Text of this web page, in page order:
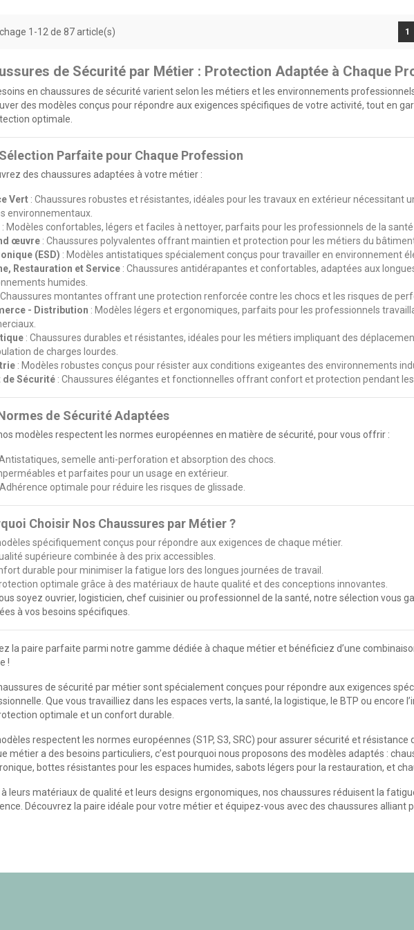
1-12 de 87 article(s) 1
de Sécurité par Métier : Protection Adaptée à Chaque
en chaussures de sécurité varient selon les métiers et les environnements
des modèles conçus pour répondre aux exigences spécifiques de votre activité, tout en
optimale.
Parfaite pour Chaque Profession
des chaussures adaptées à votre métier :
Vert : Chaussures robustes et résistantes, idéales pour les travaux en extérieur nécessitant
environnementaux.
: Modèles confortables, légers et faciles à nettoyer, parfaits pour les professionnels de la
œuvre : Chaussures polyvalentes offrant maintien et protection pour les métiers du
(ESD) : Modèles antistatiques spécialement conçus pour travailler en environnement
Restauration et Service : Chaussures antidérapantes et confortables, adaptées aux
humides.
Chaussures montantes offrant une protection renforcée contre les chocs et les risques de
- Distribution : Modèles légers et ergonomiques, parfaits pour les professionnels
: Chaussures durables et résistantes, idéales pour les métiers impliquant des
de charges lourdes.
: Modèles robustes conçus pour résister aux conditions exigeantes des environnements
de Sécurité : Chaussures élégantes et fonctionnelles offrant confort et protection pendant les
de Sécurité Adaptées
modèles respectent les normes européennes en matière de sécurité, pour vous offrir :
semelle anti-perforation et absorption des chocs.
et parfaites pour un usage en extérieur.
optimale pour réduire les risques de glissade.
Choisir Nos Chaussures par Métier ?
spécifiquement conçus pour répondre aux exigences de chaque métier.
supérieure combinée à des prix accessibles.
durable pour minimiser la fatigue lors des longues journées de travail.
optimale grâce à des matériaux de haute qualité et des conceptions innovantes.
soyez ouvrier, logisticien, chef cuisinier ou professionnel de la santé, notre sélection vous
à vos besoins spécifiques.
la paire parfaite parmi notre gamme dédiée à chaque métier et bénéficiez d’une
!
de sécurité par métier sont spécialement conçues pour répondre aux exigences
Que vous travailliez dans les espaces verts, la santé, la logistique, le BTP ou encore
optimale et un confort durable.
respectent les normes européennes (S1P, S3, SRC) pour assurer sécurité et résistance
métier a des besoins particuliers, c’est pourquoi nous proposons des modèles adaptés :
bottes résistantes pour les espaces humides, sabots légers pour la restauration, et
à leurs matériaux de qualité et leurs designs ergonomiques, nos chaussures réduisent la
Découvrez la paire idéale pour votre métier et équipez-vous avec des chaussures alliant